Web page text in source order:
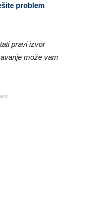
problem
pravi izvor
može vam